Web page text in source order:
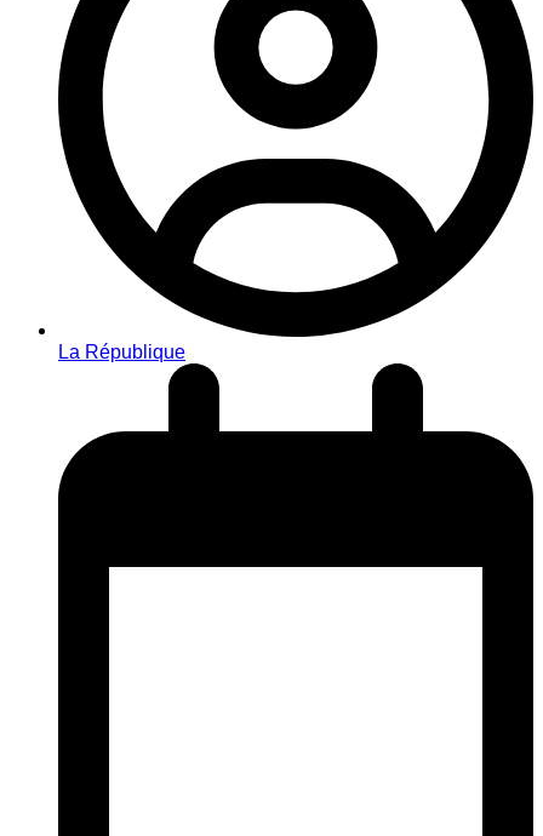
La République